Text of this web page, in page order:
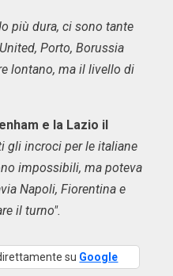
più dura, ci sono tante
Porto, Borussia
lontano, ma il livello di
e la Lazio il
gli incroci per le italiane
impossibili, ma poteva
Napoli, Fiorentina e
il turno".
su Google